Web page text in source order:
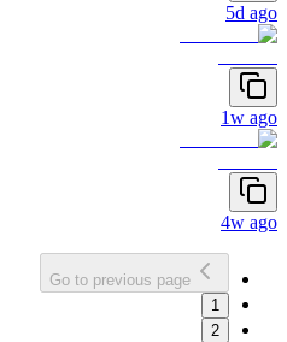
5d ago
1w ago
4w ago
Go to previous page
1
2